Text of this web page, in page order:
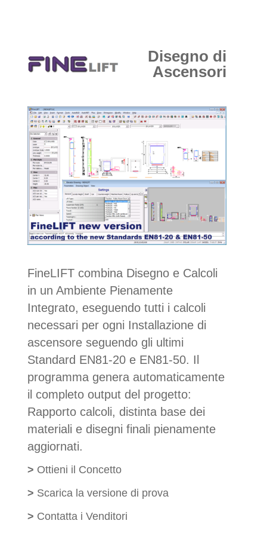
Disegno di
Ascensori
FineLIFT combina Disegno e Calcoli
in un Ambiente Pienamente
Integrato, eseguendo tutti i calcoli
necessari per ogni Installazione di
ascensore seguendo gli ultimi
Standard EN81-20 e EN81-50. Il
programma genera automaticamente
il completo output del progetto:
Rapporto calcoli, distinta base dei
materiali e disegni finali pienamente
aggiornati.
> Ottieni il Concetto
> Scarica la versione di prova
> Contatta i Venditori